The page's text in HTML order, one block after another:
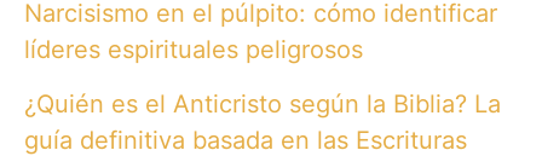
Narcisismo en el púlpito: cómo identificar
líderes espirituales peligrosos
¿Quién es el Anticristo según la Biblia? La
guía definitiva basada en las Escrituras